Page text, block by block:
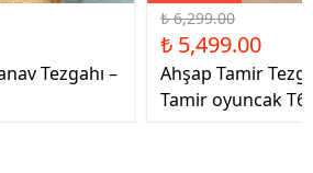
Tezgahı –
₺ 6,299.00
₺ 5,499.00
Ahşap Tamir
Tamir oyuncak